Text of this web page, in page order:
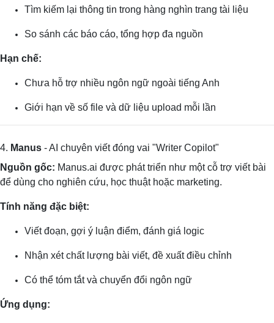
Tìm kiếm lại thông tin trong hàng nghìn trang tài liệu
So sánh các báo cáo, tổng hợp đa nguồn
Hạn chế:
Chưa hỗ trợ nhiều ngôn ngữ ngoài tiếng Anh
Giới hạn về số file và dữ liệu upload mỗi lần
4. Manus - AI chuyên viết đóng vai "Writer Copilot"
Nguồn gốc: Manus.ai được phát triển như một cỗ trợ viết bài
để dùng cho nghiên cứu, học thuật hoặc marketing.
Tính năng đặc biệt:
Viết đoạn, gợi ý luận điểm, đánh giá logic
Nhận xét chất lượng bài viết, đề xuất điều chỉnh
Có thể tóm tắt và chuyển đổi ngôn ngữ
Ứng dụng: